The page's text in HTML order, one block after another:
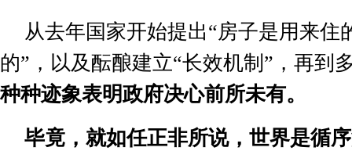
从去年国家开始提出“房子是用来住
的” ，以及酝酿建立“长效机制 ” ，再到
种种迹象表明政府决心前所未有。
毕竟，就如任正非所说，世界是循